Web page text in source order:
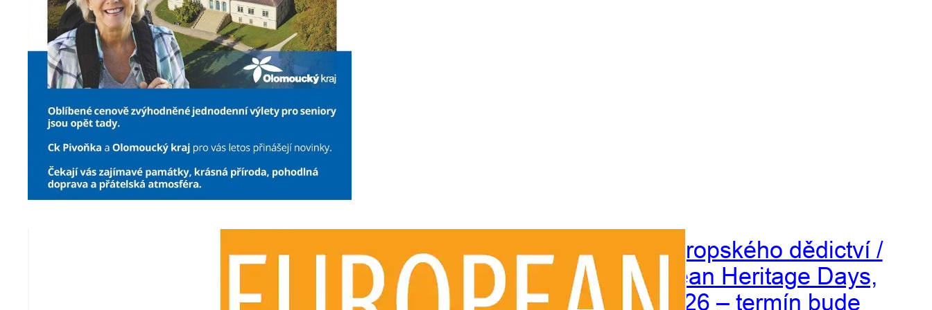
Dny evropského dědictví /
European Heritage Days,
září 2026 – termín bude